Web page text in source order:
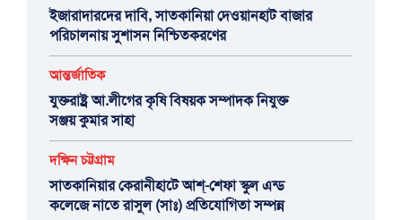
ইজারাদারদের দাবি, সাতকানিয়া দেওয়ানহাট বাজার
পরিচালনায় সুশাসন নিশ্চিতকরণের
আন্তর্জাতিক
যুক্তরাষ্ট্র আ.লীগের কৃষি বিষয়ক সম্পাদক নিযুক্ত
সঞ্জয় কুমার সাহা
দক্ষিন চট্টগ্রাম
সাতকানিয়ার কেরানীহাটে আশ্-শেফা স্কুল এন্ড
কলেজে নাতে রাসুল (সাঃ) প্রতিযোগিতা সম্পন্ন